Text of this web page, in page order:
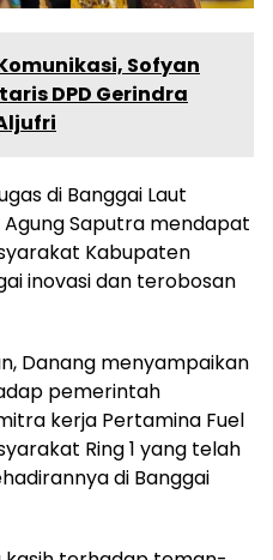
Sofyan
DPD Gerindra
di Banggai Laut
Saputra mendapat
Kabupaten
inovasi dan terobosan
Danang menyampaikan
pemerintah
kerja Pertamina Fuel
Ring 1 yang telah
di Banggai